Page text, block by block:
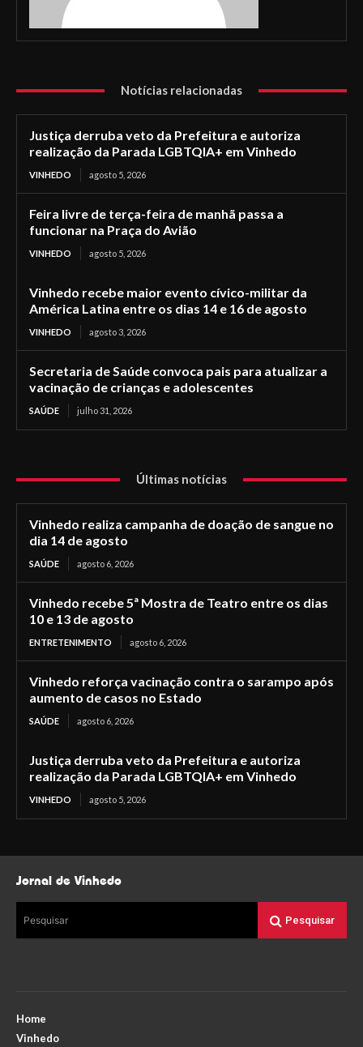
Notícias relacionadas
Justiça derruba veto da Prefeitura e autoriza
realização da Parada LGBTQIA+ em Vinhedo
VINHEDO agosto 5, 2026
Feira livre de terça-feira de manhã passa a
funcionar na Praça do Avião
VINHEDO agosto 5, 2026
Vinhedo recebe maior evento cívico-militar da
América Latina entre os dias 14 e 16 de agosto
VINHEDO agosto 3, 2026
Secretaria de Saúde convoca pais para atualizar a
vacinação de crianças e adolescentes
SAÚDE julho 31, 2026
Últimas notícias
Vinhedo realiza campanha de doação de sangue no
dia 14 de agosto
SAÚDE agosto 6, 2026
Vinhedo recebe 5ª Mostra de Teatro entre os dias
10 e 13 de agosto
ENTRETENIMENTO agosto 6, 2026
Vinhedo reforça vacinação contra o sarampo após
aumento de casos no Estado
SAÚDE agosto 6, 2026
Justiça derruba veto da Prefeitura e autoriza
realização da Parada LGBTQIA+ em Vinhedo
VINHEDO agosto 5, 2026
Jornal de Vinhedo
Pesquisar Pesquisar
Home
Vinhedo